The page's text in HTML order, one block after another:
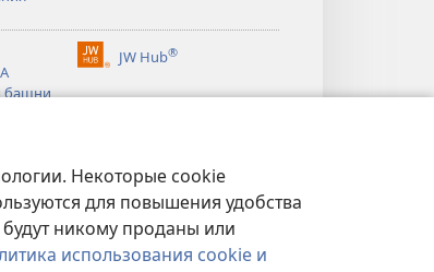
Некоторые cookie
для повышения удобства
никому проданы или
использования cookie и
башни
JW Hub®
(открывается